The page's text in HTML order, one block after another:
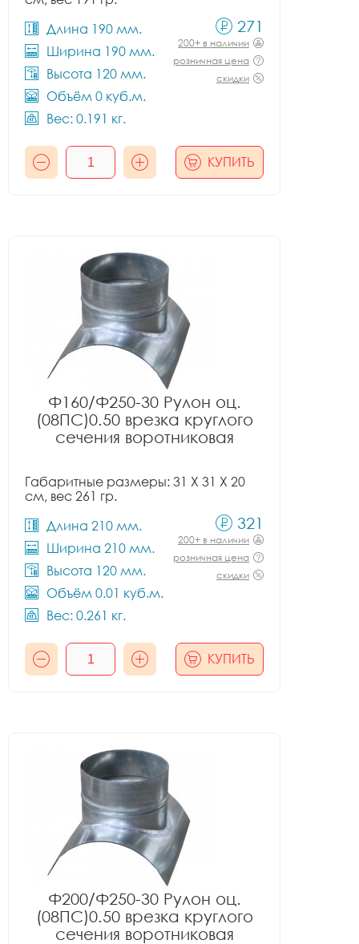
Длина 190 мм.
Ширина 190 мм.
Высота 120 мм.
Объём 0 куб.м.
Вес: 0.191 кг.
271
200+ в наличии
розничная цена
скидки
КУПИТЬ
Ф160/Ф250-30 Рулон оц.
(08ПС)0.50 врезка круглого
сечения воротниковая
Габаритные размеры: 31 X 31 X 20
см, вес 261 гр.
Длина 210 мм.
Ширина 210 мм.
Высота 120 мм.
Объём 0.01 куб.м.
Вес: 0.261 кг.
321
200+ в наличии
розничная цена
скидки
КУПИТЬ
Ф200/Ф250-30 Рулон оц.
(08ПС)0.50 врезка круглого
сечения воротниковая